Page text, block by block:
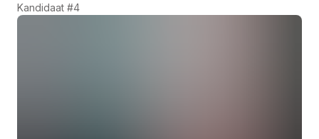
Kandidaat #4